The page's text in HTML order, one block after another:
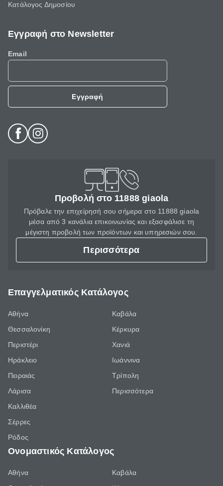
Κατάλογος Δημοσίου
Εγγραφή στο Newsletter
Email
Εγγραφή
Προβολή στο 11888 giaola
Πρόβαλε την επιχείρησή σου σήμερα στο 11888 giaola
μέσα από 3 κανάλια επικοινωνίας και εξασφάλισε τη
μέγιστη προβολή των προϊόντων και υπηρεσιών σου.
Περισσότερα
Επαγγελματικός Κατάλογος
Αθήνα
Θεσσαλονίκη
Περιστέρι
Ηράκλειο
Πειραιάς
Λάρισα
Καλλιθέα
Σέρρες
Ρόδος
Καβάλα
Κέρκυρα
Χανιά
Ιωάννινα
Τρίπολη
Περισσότερα
Ονομαστικός Κατάλογος
Αθήνα
Καβάλα